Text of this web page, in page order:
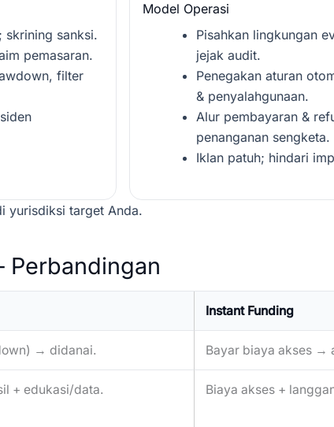
skrining sanksi.
pemasaran.
filter
Model Operasi
Pisahkan lingkungan
jejak audit.
Penegakan aturan
& penyalahgunaan.
Alur pembayaran &
penanganan sengketa.
Iklan patuh; hindari
yurisdiksi target Anda.
Perbandingan
Instant Funding
→ didanai. Bayar biaya akses →
+ edukasi/data. Biaya akses +